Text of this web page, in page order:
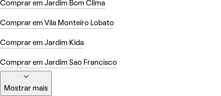
Comprar em Jardim Bom Clima
Comprar em Vila Monteiro Lobato
Comprar em Jardim Kida
Comprar em Jardim Sao Francisco
Mostrar mais